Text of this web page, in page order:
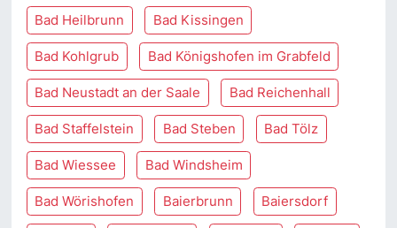
Bad Heilbrunn Bad Kissingen
Bad Kohlgrub Bad Königshofen im Grabfeld
Bad Neustadt an der Saale Bad Reichenhall
Bad Staffelstein Bad Steben Bad Tölz
Bad Wiessee Bad Windsheim
Bad Wörishofen Baierbrunn Baiersdorf